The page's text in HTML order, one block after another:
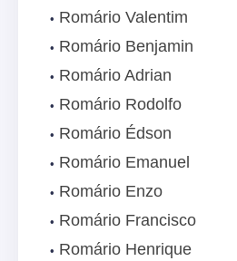
Romário Valentim
Romário Benjamin
Romário Adrian
Romário Rodolfo
Romário Édson
Romário Emanuel
Romário Enzo
Romário Francisco
Romário Henrique